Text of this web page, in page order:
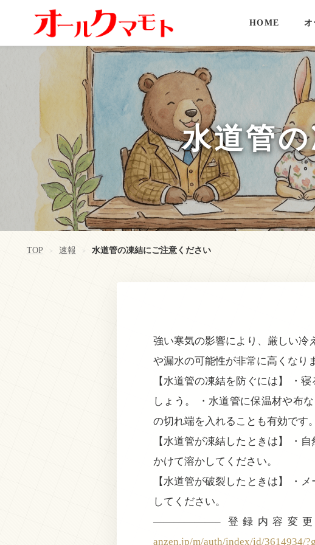
HOME オ
水道管
TOP > 速報 > 水道管の凍結にご注意ください
強い寒気の影響により、厳しい冷
や漏水の可能性が非常に高くなり
【水道管の凍結を防ぐには】 ・
しょう。 ・水道管に保温材や布
の切れ端を入れることも有効です。
【水道管が凍結したときは】 ・
かけて溶かしてください。
【水道管が破裂したときは】 ・
してください。
——————– 登録内容変
anzen.jp/m/auth/index/id/3614934/